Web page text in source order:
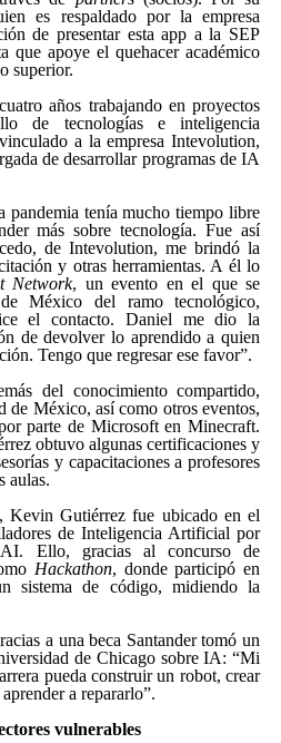
es respaldado por la empresa
de presentar esta app a la SEP
que apoye el quehacer académico
superior.
años trabajando en proyectos
de tecnologías e inteligencia
a la empresa Intevolution,
de desarrollar programas de IA
pandemia tenía mucho tiempo libre
más sobre tecnología. Fue así
de Intevolution, me brindó la
y otras herramientas. A él lo
Network, un evento en el que se
de México del ramo tecnológico,
el contacto. Daniel me dio la
de devolver lo aprendido a quien
Tengo que regresar ese favor”.
del conocimiento compartido,
de México, así como otros eventos,
parte de Microsoft en Minecraft.
obtuvo algunas certificaciones y
y capacitaciones a profesores
aulas.
Kevin Gutiérrez fue ubicado en el
de Inteligencia Artificial por
Ello, gracias al concurso de
Hackathon, donde participó en
sistema de código, midiendo la
a una beca Santander tomó un
de Chicago sobre IA: “Mi
pueda construir un robot, crear
a repararlo”.
vulnerables